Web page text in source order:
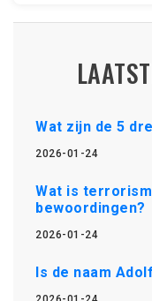
Wat zijn de 5
2026-01-24
Wat is
bewoordingen?
2026-01-24
Is de naam